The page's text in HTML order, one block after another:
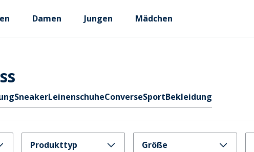
Damen Jungen Mädchen
SneakerLeinenschuheConverseSportBekleidung
Produkttyp Größe